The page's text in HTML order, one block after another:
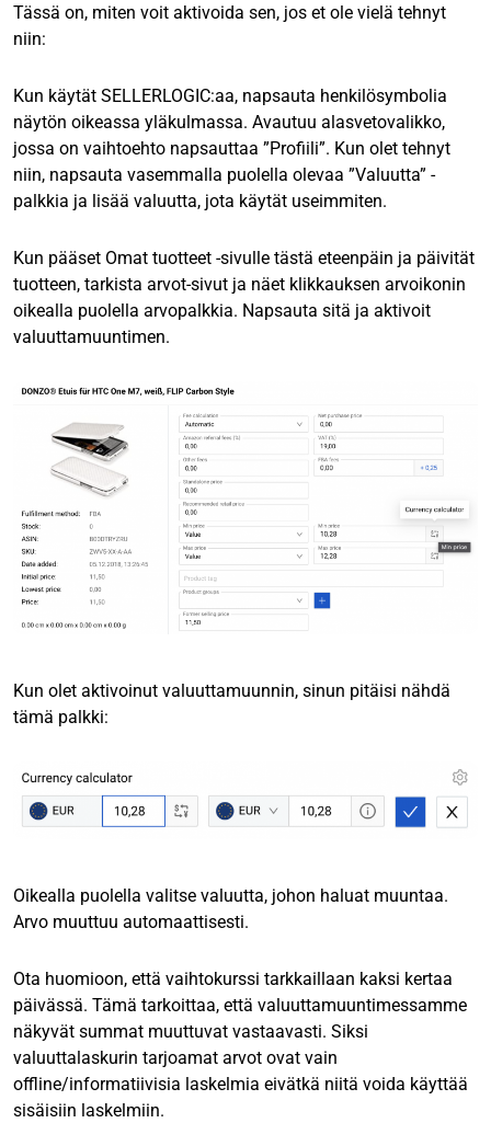
Tässä on, miten voit aktivoida sen, jos et ole vielä tehnyt
niin:
Kun käytät SELLERLOGIC:aa, napsauta henkilösymbolia
näytön oikeassa yläkulmassa. Avautuu alasvetovalikko,
jossa on vaihtoehto napsauttaa ”Profiili”. Kun olet tehnyt
niin, napsauta vasemmalla puolella olevaa ”Valuutta” -
palkkia ja lisää valuutta, jota käytät useimmiten.
Kun pääset Omat tuotteet -sivulle tästä eteenpäin ja päivität
tuotteen, tarkista arvot-sivut ja näet klikkauksen arvoikonin
oikealla puolella arvopalkkia. Napsauta sitä ja aktivoit
valuuttamuuntimen.
Kun olet aktivoinut valuuttamuunnin, sinun pitäisi nähdä
tämä palkki:
Oikealla puolella valitse valuutta, johon haluat muuntaa.
Arvo muuttuu automaattisesti.
Ota huomioon, että vaihtokurssi tarkkaillaan kaksi kertaa
päivässä. Tämä tarkoittaa, että valuuttamuuntimessamme
näkyvät summat muuttuvat vastaavasti. Siksi
valuuttalaskurin tarjoamat arvot ovat vain
offline/informatiivisia laskelmia eivätkä niitä voida käyttää
sisäisiin laskelmiin.